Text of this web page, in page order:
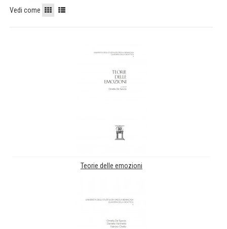
Vedi come
Teorie delle emozioni